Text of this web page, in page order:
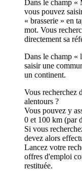
Dans le champ «
vous pouvez
« brasserie » en
mot. Vous
directement sa
Dans le champ «
saisir une
un continent.
Vous recherchez
alentours ?
Vous pouvez y
0 et 100 km (par
Si vous
devez alors
Lancez votre
offres d'emploi
restituée.